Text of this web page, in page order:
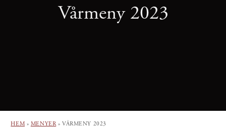
Vårmeny 2023
HEM » MENYER» VÅRMENY 2023